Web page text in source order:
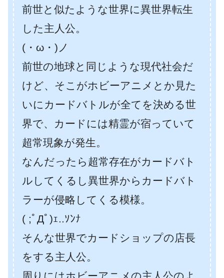
前世と似たような世界に異世界転生
した主人公。
(・ω・)ノ
前世の地球と同じような現代社会だ
けど、そこがホビーアニメとか見た
いにカードバトルが全てを決める世
界で、カードには精霊が宿っていて
超常現象が発生。
なんだったら超常存在がカードバト
ルしてくるし異世界からカードバト
ラーが侵略してくる模様。
( ;ﾟДﾟ)ｪ..ｿﾝﾅ
そんな世界でカードショップの店長
をする主人公。